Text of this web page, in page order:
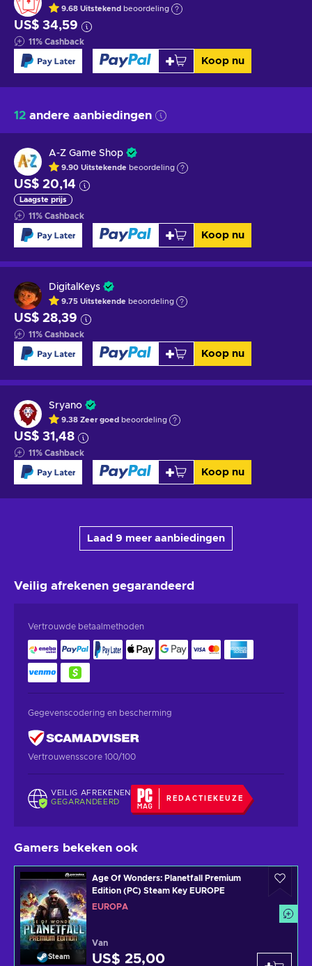
9.68 Uitstekend beoordeling
US$ 34,59
11% Cashback
Koop nu
12 andere aanbiedingen
A-Z Game Shop
9.90 Uitstekende beoordeling
US$ 20,14
Laagste prijs
11% Cashback
Koop nu
DigitalKeys
9.75 Uitstekende beoordeling
US$ 28,39
11% Cashback
Koop nu
Sryano
9.38 Zeer goed beoordeling
US$ 31,48
11% Cashback
Koop nu
Laad 9 meer aanbiedingen
Veilig afrekenen gegarandeerd
Vertrouwde betaalmethoden
Gegevenscodering en bescherming
Vertrouwensscore 100/100
VEILIG AFREKENEN
GEGARANDEERD
REDACTIEKEUZE
Gamers bekeken ook
Steam
Age Of Wonders: Planetfall Premium
Edition (PC) Steam Key EUROPE
EUROPA
Van
US$ 25,00